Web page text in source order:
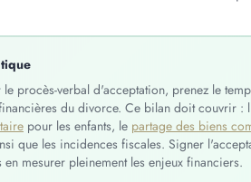
le procès-verbal d'acceptation, prenez le
du divorce. Ce bilan doit couvrir :
pour les enfants, le partage des biens
que les incidences fiscales. Signer
en mesurer pleinement les enjeux financiers.